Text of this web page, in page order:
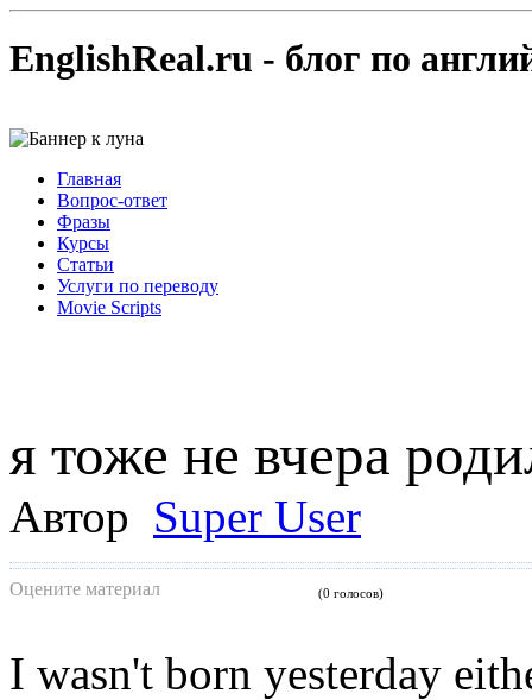
EnglishReal.ru - блог по
Главная
Вопрос-ответ
Фразы
Курсы
Статьи
Услуги по переводу
Movie Scripts
я тоже не вчера
Автор Super User
Оцените материал (0 голосов)
I wasn't born yesterday